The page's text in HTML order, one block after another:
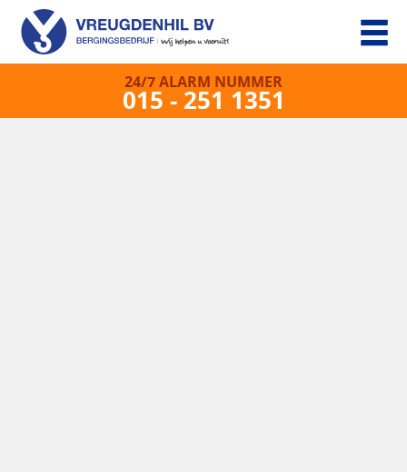
24/7 ALARM NUMMER
015 - 251 1351